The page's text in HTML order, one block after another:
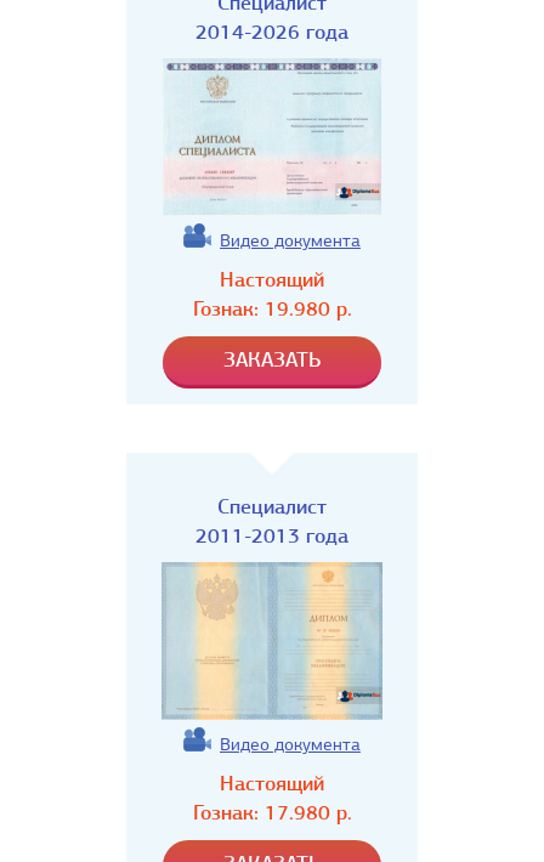
2014-2026 года
Видео документа
Настоящий
Гознак: 19.980р.
Специалист
2011-2013 года
Видео документа
Настоящий
Гознак: 17.980р.